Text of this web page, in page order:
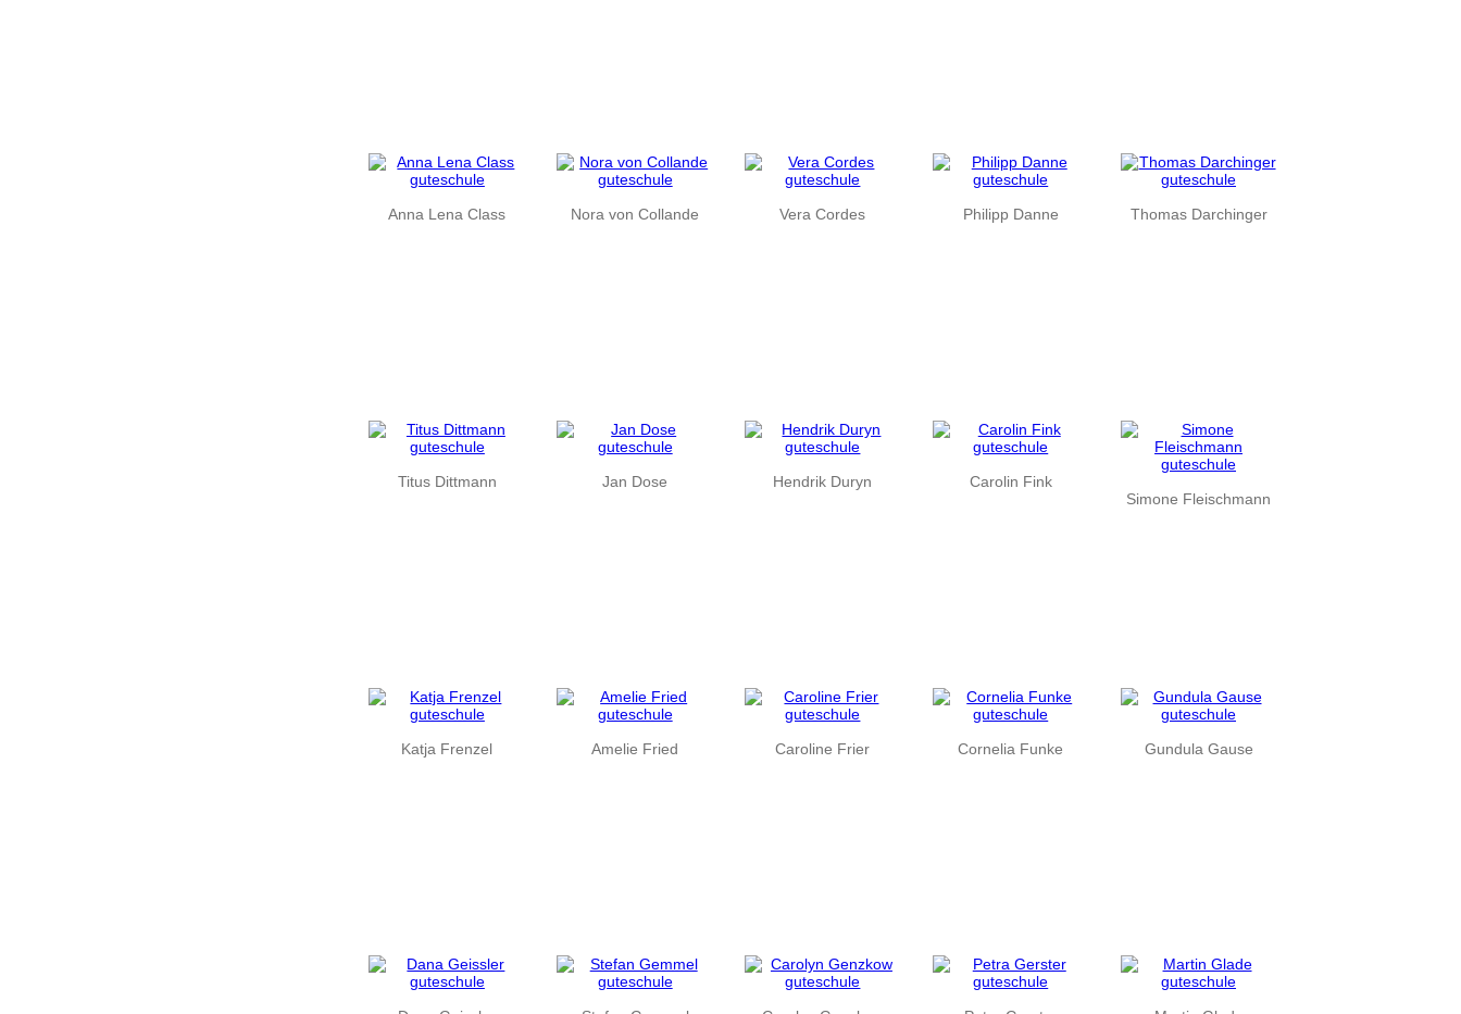
Anna Lena Class Nora von Collande Vera Cordes Philipp Danne Thomas Darchinger
Titus Dittmann Jan Dose Hendrik Duryn
Carolin Fink
Simone Fleischmann
Katja Frenzel Amelie Fried Caroline Frier Cornelia Funke Gundula Gause